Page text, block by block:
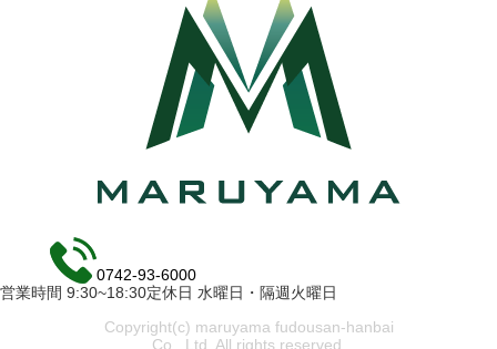
0742-93-6000
営業時間 9:30~18:30定休日 水曜日・隔週火曜日
Copyright(c) maruyama fudousan-hanbai
Co., Ltd. All rights reserved.